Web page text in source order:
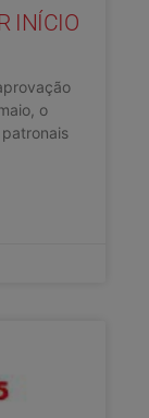
INÍCIO
o